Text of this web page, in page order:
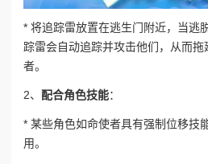
* 将追踪雷放置在逃生门附近，当逃
踪雷会自动追踪并攻击他们，从而
者。
2、 配合角色技能：
* 某些角色如命使者具有强制位移技
用。